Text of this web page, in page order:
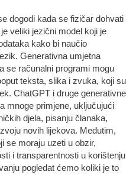
dogodi kada se fizičar dohvati
veliki jezični model koji je
kako bi naučio
Generativna umjetna
se računalni programi mogu
teksta, slika i zvuka, koji su
ChatGPT i druge generativne
mnoge primjene, uključujući
djela, pisanju članaka,
novih lijekova. Međutim,
se moraju uzeti u obzir,
i transparentnosti u korištenju
pogledat ćemo koliki je to